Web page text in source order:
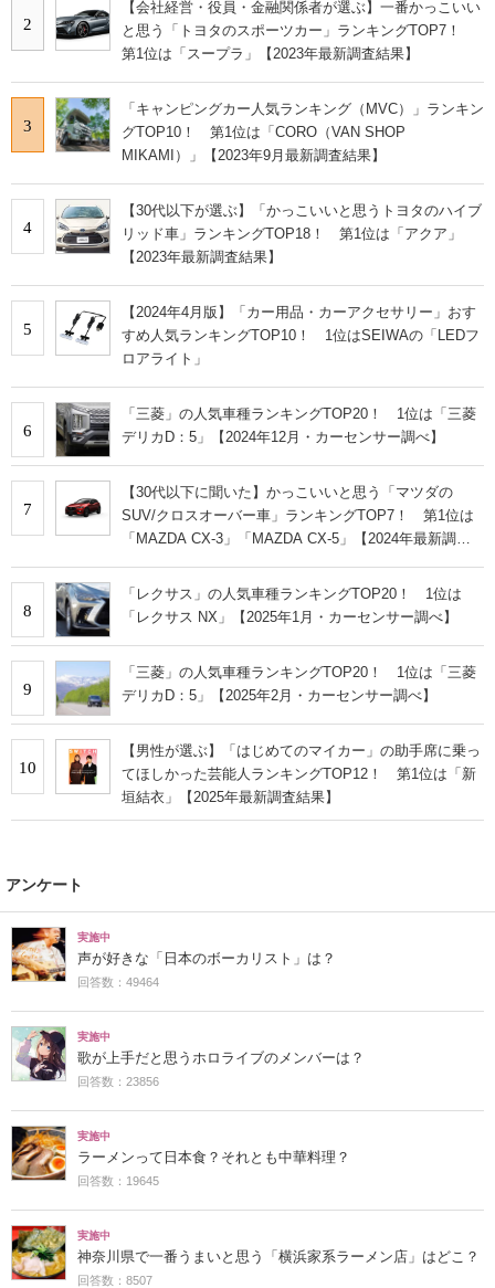
2
【会社経営・役員・金融関係者が選ぶ】一番かっこいい
と思う「トヨタのスポーツカー」ランキングTOP7！
第1位は「スープラ」【2023年最新調査結果】
3
「キャンピングカー人気ランキング（MVC）」ランキン
グTOP10！ 第1位は「CORO（VAN SHOP
MIKAMI）」【2023年9月最新調査結果】
4
【30代以下が選ぶ】「かっこいいと思うトヨタのハイブ
リッド車」ランキングTOP18！ 第1位は「アクア」
【2023年最新調査結果】
5
【2024年4月版】「カー用品・カーアクセサリー」おす
すめ人気ランキングTOP10！ 1位はSEIWAの「LEDフ
ロアライト」
6
「三菱」の人気車種ランキングTOP20！ 1位は「三菱
デリカD：5」【2024年12月・カーセンサー調べ】
7
【30代以下に聞いた】かっこいいと思う「マツダの
SUV/クロスオーバー車」ランキングTOP7！ 第1位は
「MAZDA CX-3」「MAZDA CX-5」【2024年最新調査
8
「レクサス」の人気車種ランキングTOP20！ 1位は
「レクサス NX」【2025年1月・カーセンサー調べ】
9
「三菱」の人気車種ランキングTOP20！ 1位は「三菱
デリカD：5」【2025年2月・カーセンサー調べ】
10
【男性が選ぶ】「はじめてのマイカー」の助手席に乗っ
てほしかった芸能人ランキングTOP12！ 第1位は「新
垣結衣」【2025年最新調査結果】
アンケート
実施中
声が好きな「日本のボーカリスト」は？
回答数：49464
実施中
歌が上手だと思うホロライブのメンバーは？
回答数：23856
実施中
ラーメンって日本食？それとも中華料理？
回答数：19645
実施中
神奈川県で一番うまいと思う「横浜家系ラーメン店」はどこ？
回答数：8507